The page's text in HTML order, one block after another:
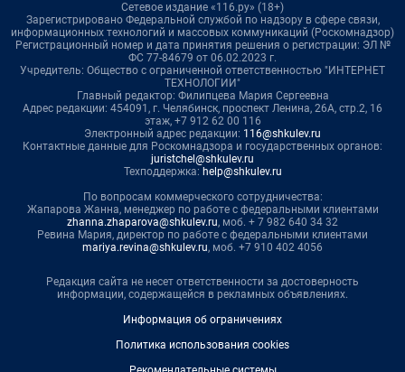
Сетевое издание «116.ру» (18+)
Зарегистрировано Федеральной службой по надзору в сфере связи,
информационных технологий и массовых коммуникаций (Роскомнадзор)
Регистрационный номер и дата принятия решения о регистрации: ЭЛ №
ФС 77-84679 от 06.02.2023 г.
Учредитель: Общество с ограниченной ответственностью "ИНТЕРНЕТ
ТЕХНОЛОГИИ"
Главный редактор: Филипцева Мария Сергеевна
Адрес редакции: 454091, г. Челябинск, проспект Ленина, 26А, стр.2, 16
этаж, +7 912 62 00 116
Электронный адрес редакции: 116@shkulev.ru
Контактные данные для Роскомнадзора и государственных органов:
juristchel@shkulev.ru
Техподдержка: help@shkulev.ru
По вопросам коммерческого сотрудничества:
Жапарова Жанна, менеджер по работе с федеральными клиентами
zhanna.zhaparova@shkulev.ru, моб. + 7 982 640 34 32
Ревина Мария, директор по работе с федеральными клиентами
mariya.revina@shkulev.ru, моб. +7 910 402 4056
Редакция сайта не несет ответственности за достоверность
информации, содержащейся в рекламных объявлениях.
Информация об ограничениях
Политика использования cookies